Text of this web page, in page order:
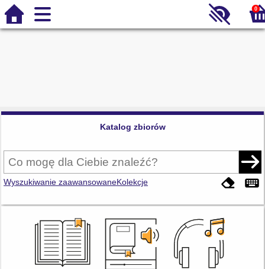
0
Katalog zbiorów
Wyszukiwanie zaawansowaneKolekcje